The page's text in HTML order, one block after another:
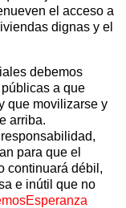
el acceso a
dignas y el
debemos
a que
que movilizarse y
arriba.
para que el
continuará débil,
e inútil que no